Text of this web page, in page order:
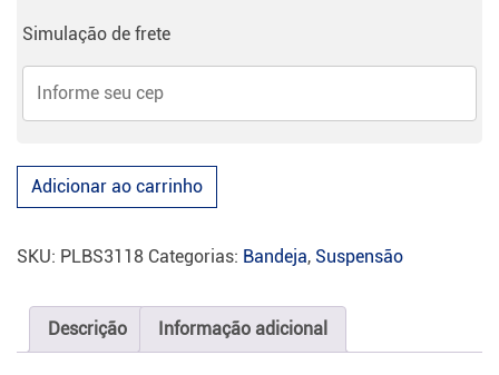
Simulação de frete
Adicionar ao carrinho
SKU: PLBS3118 Categorias: Bandeja, Suspensão
Descrição Informação adicional